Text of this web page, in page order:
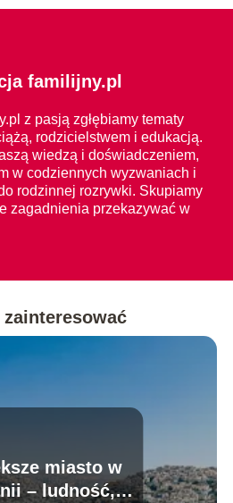
familijny.pl
z pasją zgłębiamy tematy
rodzicielstwem i edukacją.
wiedzą i doświadczeniem,
w codziennych wyzwaniach i
rodzinnej rozrywki. Skupiamy
zagadnienia przekazywać w
miasto w
– ludność,